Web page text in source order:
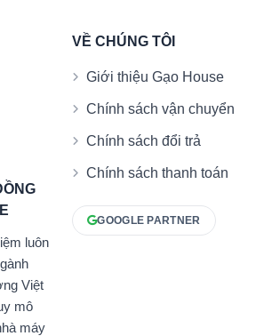
luôn
Việt
mô
máy
VỀ CHÚNG TÔI
Giới thiệu Gạo House
Chính sách vận chuyển
Chính sách đổi trả
Chính sách thanh toán
GOOGLE PARTNER